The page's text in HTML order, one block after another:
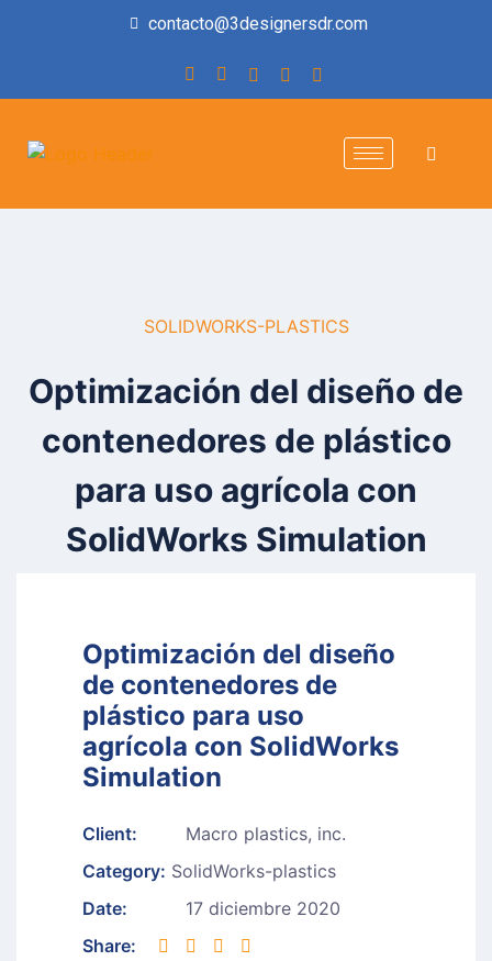
contacto@3designersdr.com
SOLIDWORKS-PLASTICS
Optimización del diseño de
contenedores de plástico
para uso agrícola con
SolidWorks Simulation
Optimización del diseño
de contenedores de
plástico para uso
agrícola con SolidWorks
Simulation
Client:
Macro plastics, inc.
Category: SolidWorks-plastics
Date:
17 diciembre 2020
Share: